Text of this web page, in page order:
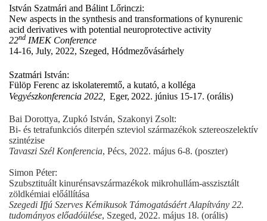
István Szatmári and Bálint Lőrinczi:
New aspects in the synthesis and transformations of kynurenic
acid derivatives with potential neuroprotective activity
22nd IMEK Conference
14-16, July, 2022, Szeged, Hódmezővásárhely
Szatmári István:
Fülöp Ferenc az iskolateremtő, a kutató, a kolléga
Vegyészkonferencia 2022,
Eger, 2022. június 15-17. (orális)
Bai Dorottya, Zupkó István, Szakonyi Zsolt:
Bi- és tetrafunkciós diterpén szteviol származékok sztereoszelektív
szintézise
Tavaszi Szél Konferencia, Pécs, 2022. május 6-8. (poszter)
Simon Péter:
Szubsztituált kinurénsavszármazékok mikrohullám-asszisztált
zöldkémiai előállítása
Szegedi Ifjú Szerves Kémikusok Támogatásáért Alapítvány 22.
tudományos előadóülése, Szeged, 2022. május 18. (orális)